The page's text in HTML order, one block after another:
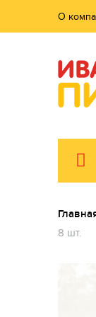
О
8 шт.